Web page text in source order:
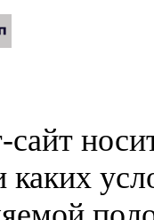
каких